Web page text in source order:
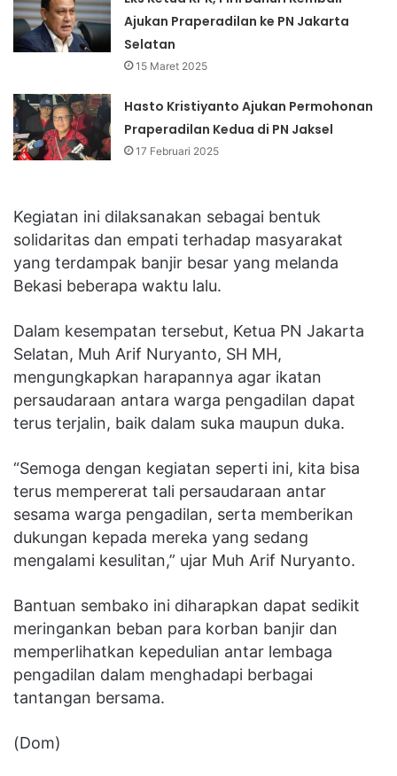
Ajukan Praperadilan ke PN Jakarta
Selatan
15 Maret 2025
Hasto Kristiyanto Ajukan Permohonan
Praperadilan Kedua di PN Jaksel
17 Februari 2025
Kegiatan ini dilaksanakan sebagai bentuk
solidaritas dan empati terhadap masyarakat
yang terdampak banjir besar yang melanda
Bekasi beberapa waktu lalu.
Dalam kesempatan tersebut, Ketua PN Jakarta
Selatan, Muh Arif Nuryanto, SH MH,
mengungkapkan harapannya agar ikatan
persaudaraan antara warga pengadilan dapat
terus terjalin, baik dalam suka maupun duka.
“Semoga dengan kegiatan seperti ini, kita bisa
terus mempererat tali persaudaraan antar
sesama warga pengadilan, serta memberikan
dukungan kepada mereka yang sedang
mengalami kesulitan,” ujar Muh Arif Nuryanto.
Bantuan sembako ini diharapkan dapat sedikit
meringankan beban para korban banjir dan
memperlihatkan kepedulian antar lembaga
pengadilan dalam menghadapi berbagai
tantangan bersama.
(Dom)